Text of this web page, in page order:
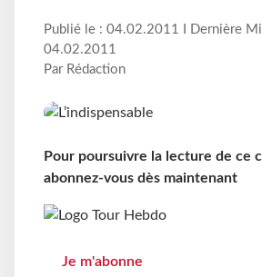
Publié le : 04.02.2011 I Dernière
04.02.2011
Par Rédaction
Pour poursuivre la lecture de ce
abonnez-vous dès maintenant
Je m'abonne